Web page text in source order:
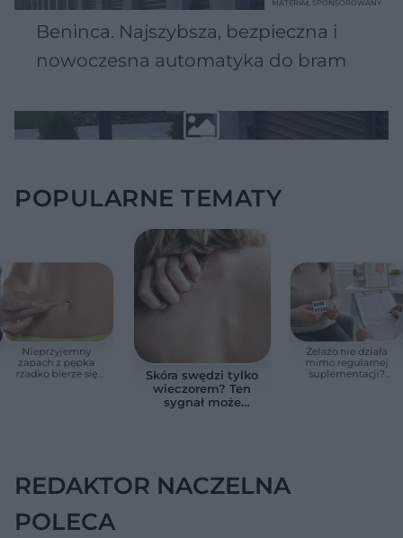
Beninca. Najszybsza, bezpieczna i
nowoczesna automatyka do bram
MATERIAŁ SPONSOROWANY
POPULARNE TEMATY
Nieprzyjemny
zapach z pępka
rzadko bierze się
Skóra swędzi tylko
wieczorem? Ten
sygnał może
Żelazo nie działa
mimo regularnej
suplementacji?
REDAKTOR NACZELNA
POLECA